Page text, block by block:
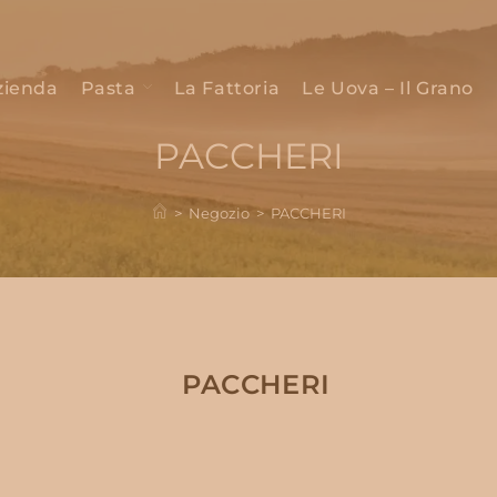
Pasta La Fattoria Le Uova – Il Grano
PACCHERI
> Negozio > PACCHERI
PACCHERI